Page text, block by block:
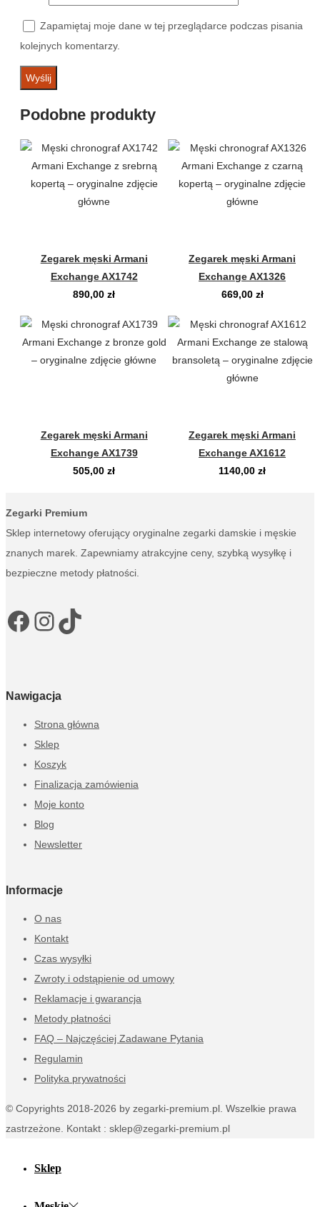
Zapamiętaj moje dane w tej przeglądarce podczas pisania
kolejnych komentarzy.
Podobne produkty
Zegarek męski Armani
Exchange AX1742
890,00zł
Zegarek męski Armani
Exchange AX1326
669,00 zł
Zegarek męski Armani
Exchange AX1739
505,00zł
Zegarek męski Armani
Exchange AX1612
1140,00zł
Zegarki Premium
Sklep internetowy oferujący oryginalne zegarki damskie i męskie
znanych marek. Zapewniamy atrakcyjne ceny, szybką wysyłkę i
bezpieczne metody płatności.
Facebook Instagram TikTok
Nawigacja
Strona główna
Sklep
Koszyk
Finalizacja zamówienia
Moje konto
Blog
Newsletter
Informacje
O nas
Kontakt
Czas wysyłki
Zwroty i odstąpienie od umowy
Reklamacje i gwarancja
Metody płatności
FAQ – Najczęściej Zadawane Pytania
Regulamin
Polityka prywatności
© Copyrights 2018-2026 by zegarki-premium.pl. Wszelkie prawa
zastrzeżone. Kontakt : sklep@zegarki-premium.pl
Sklep